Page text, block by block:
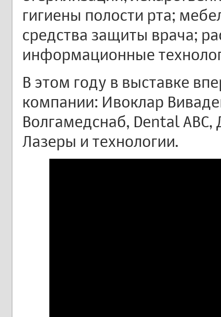
гигиены полости рта;
средства защиты врача;
информационные
В этом году в выставке
компании: Ивоклар
Волгамедснаб, Dental
Лазеры и технологии.